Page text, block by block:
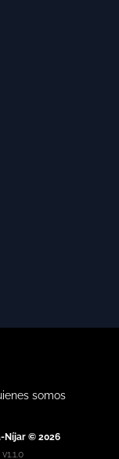
somos
Níjar © 2026
v1.1.0